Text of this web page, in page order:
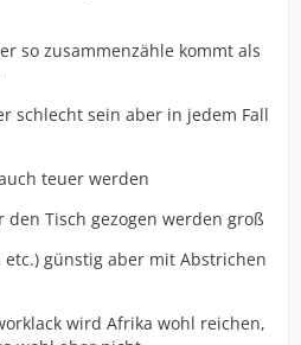
so zusammenzähle kommt als
schlecht sein aber in jedem Fall
teuer werden
Tisch gezogen werden groß
etc.) günstig aber mit Abstrichen
wird Afrika wohl reichen,